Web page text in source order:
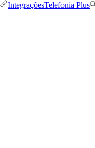
IntegraçõesTelefonia Plus